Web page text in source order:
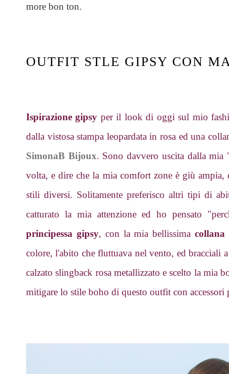
more bon ton.
OUTFIT STLE GIPSY CON
Ispirazione gipsy per il look di oggi sul mio
dalla vistosa stampa leopardata in rosa ed una
SimonaB Bijoux. Sono davvero uscita dalla mia
volta, e dire che la mia comfort zone è giù ampia,
stili diversi. Solitamente preferisco altri tipi di
catturato la mia attenzione ed ho pensato
principessa gipsy, con la mia bellissimacollana
colore, l'abito che fluttuava nel vento, ed bracciali
calzato slingback rosa metallizzato e scelto la mia
mitigare lo stile boho di questo outfit con